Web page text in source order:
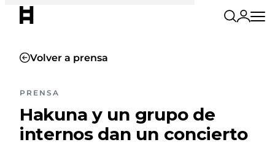
Volver a prensa
PRENSA
Hakuna y un grupo de
internos dan un concierto